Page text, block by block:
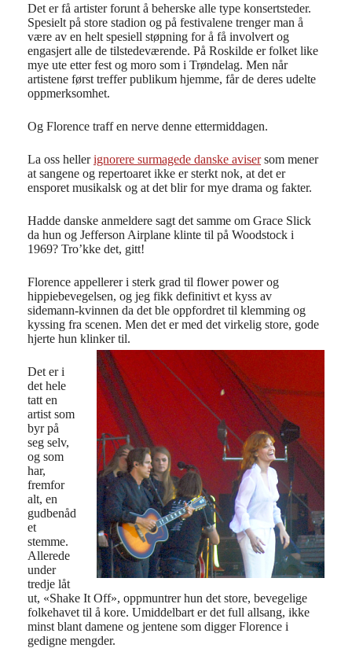
Det er få artister forunt å beherske alle type konsertsteder.
Spesielt på store stadion og på festivalene trenger man å
være av en helt spesiell støpning for å få involvert og
engasjert alle de tilstedeværende. På Roskilde er folket like
mye ute etter fest og moro som i Trøndelag. Men når
artistene først treffer publikum hjemme, får de deres udelte
oppmerksomhet.
Og Florence traff en nerve denne ettermiddagen.
La oss hellerignorere surmagede danske avisersom mener
at sangene og repertoaret ikke er sterkt nok, at det er
ensporet musikalsk og at det blir for mye drama og fakter.
Hadde danske anmeldere sagt det samme om Grace Slick
da hun og Jefferson Airplane klinte til på Woodstock i
1969? Tro’kke det, gitt!
Florence appellerer i sterk grad til flower power og
hippiebevegelsen, og jeg fikk definitivt et kyss av
sidemann-kvinnen da det ble oppfordret til klemming og
kyssing fra scenen. Men det er med det virkelig store, gode
hjerte hun klinker til.
Det er i
det hele
tatt en
artist som
byr på
seg selv,
og som
har,
fremfor
alt, en
gudbenåd
et
stemme.
Allerede
under
tredje låt
ut, «Shake It Off», oppmuntrer hun det store, bevegelige
folkehavet til å kore. Umiddelbart er det full allsang, ikke
minst blant damene og jentene som digger Florence i
gedigne mengder.